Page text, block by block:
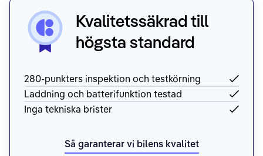
Kvalitetssäkrad till
högsta standard
280-punkters inspektion och testkörning
Laddning och batterifunktion testad
Inga tekniska brister
Så garanterar vi bilens kvalitet